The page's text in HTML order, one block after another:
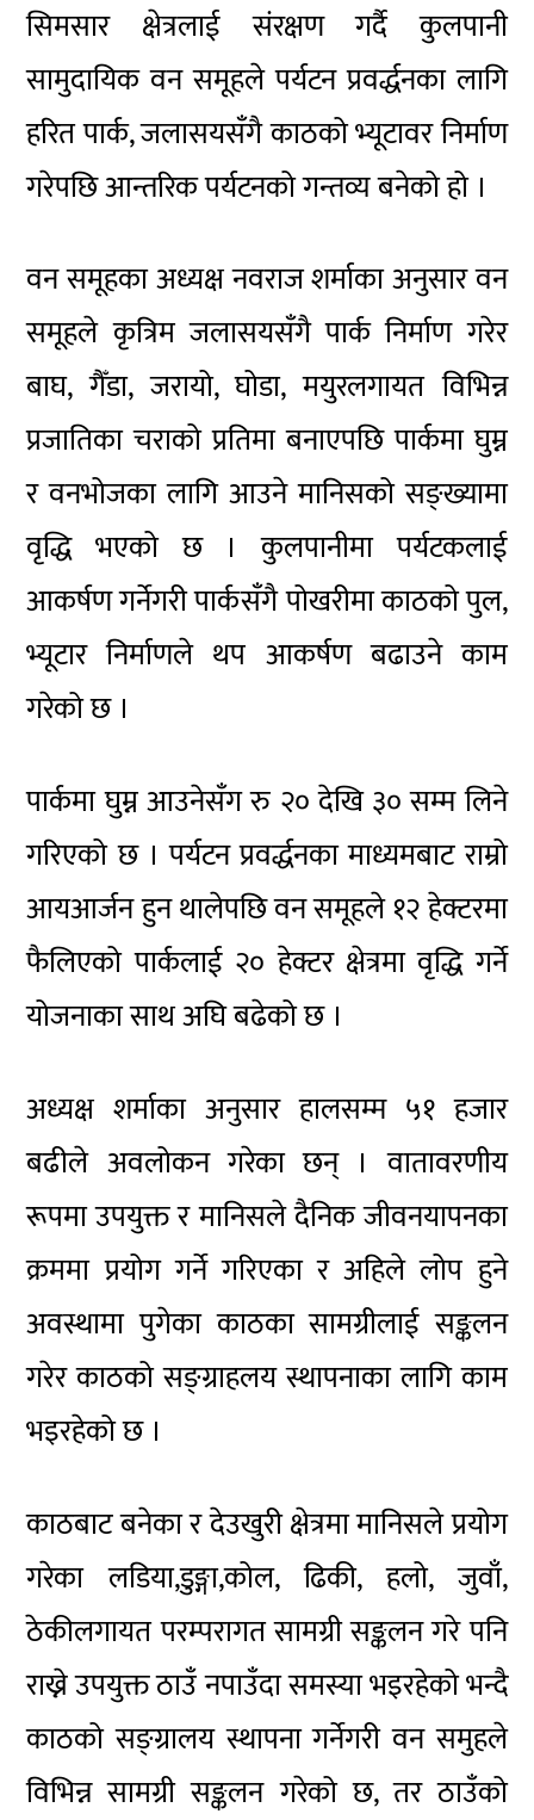
सिमसार क्षेत्रलाई संरक्षण गर्दै कुलपानी
सामुदायिक वन समूहले पर्यटन प्रवर्द्धनका लागि
हरित पार्क, जलासयसँगै काठको भ्यूटावर निर्माण
गरेपछि आन्तरिक पर्यटनको गन्तव्य बनेको हो ।
वन समूहका अध्यक्ष नवराज शर्माका अनुसार वन
समूहले कृत्रिम जलासयसँगै पार्क निर्माण गरेर
बाघ, गैँडा, जरायो, घोडा, मयुरलगायत विभिन्न
प्रजातिका चराको प्रतिमा बनाएपछि पार्कमा घुम्न
र वनभोजका लागि आउने मानिसको सङ्ख्यामा
वृद्धि भएको छ । कुलपानीमा पर्यटकलाई
आकर्षण गर्नेगरी पार्कसँगै पोखरीमा काठको पुल,
भ्यूटार निर्माणले थप आकर्षण बढाउने काम
गरेको छ ।
पार्कमा घुम्न आउनेसँग रु २० देखि ३० सम्म लिने
गरिएको छ । पर्यटन प्रवर्द्धनका माध्यमबाट राम्रो
आयआर्जन हुन थालेपछि वन समूहले १२ हेक्टरमा
फैलिएको पार्कलाई २० हेक्टर क्षेत्रमा वृद्धि गर्ने
योजनाका साथ अघि बढेको छ ।
अध्यक्ष शर्माका अनुसार हालसम्म ५१ हजार
बढीले अवलोकन गरेका छन् । वातावरणीय
रूपमा उपयुक्त र मानिसले दैनिक जीवनयापनका
क्रममा प्रयोग गर्ने गरिएका र अहिले लोप हुने
अवस्थामा पुगेका काठका सामग्रीलाई सङ्कलन
गरेर काठको सङ्ग्राहलय स्थापनाका लागि काम
भइरहेको छ ।
काठबाट बनेका र देउखुरी क्षेत्रमा मानिसले प्रयोग
गरेका लडिया,डुङ्गा,कोल, ढिकी, हलो, जुवाँ,
ठेकीलगायत परम्परागत सामग्री सङ्कलन गरे पनि
राख्ने उपयुक्त ठाउँ नपाउँदा समस्या भइरहेको भन्दै
काठको सङ्ग्रालय स्थापना गर्नेगरी वन समुहले
विभिन्न सामग्री सङ्कलन गरेको छ, तर ठाउँको